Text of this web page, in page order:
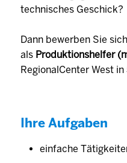
technisches Geschick?
Dann bewerben Sie
als Produktionshelfer
RegionalCenter West in
Ihre Aufgaben
einfache